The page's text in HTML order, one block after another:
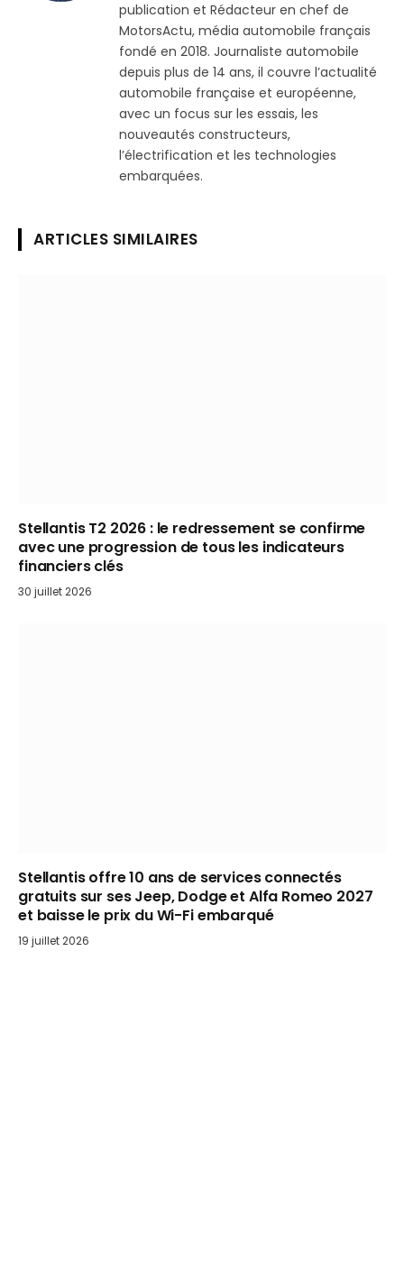
publication et Rédacteur en chef de
MotorsActu, média automobile français
fondé en 2018. Journaliste automobile
depuis plus de 14 ans, il couvre l’actualité
automobile française et européenne,
avec un focus sur les essais, les
nouveautés constructeurs,
l’électrification et les technologies
embarquées.
ARTICLES SIMILAIRES
Stellantis T2 2026 : le redressement se confirme
avec une progression de tous les indicateurs
financiers clés
30 juillet 2026
Stellantis offre 10 ans de services connectés
gratuits sur ses Jeep, Dodge et Alfa Romeo 2027
et baisse le prix du Wi-Fi embarqué
19 juillet 2026